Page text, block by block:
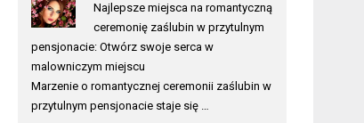
Najlepsze miejsca na romantyczną
ceremonię zaślubin w przytulnym
pensjonacie: Otwórz swoje serca w
malowniczym miejscu
Marzenie o romantycznej ceremonii zaślubin w
przytulnym pensjonacie staje się …